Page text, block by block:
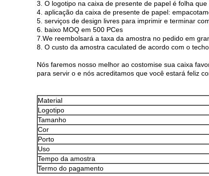
3. O logotipo na caixa de presente de papel é folha
4. aplicação da caixa de presente de papel:
5. serviços de design livres para imprimir e terminar
6. baixo MOQ em 500 PCes
7.We reembolsará a taxa da amostra no pedido em
8. O custo da amostra caculated de acordo com o
Nós faremos nosso melhor ao costomise sua caixa
para servir o e nós acreditamos que você estará feliz
Material
Logotipo
Tamanho
Cor
Porto
Uso
Tempo da amostra
Termo do pagamento